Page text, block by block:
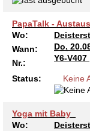
PapaTalk -
Wo:
Wann:
Do.
Nr.:
Y6-V407
Status: Keine
Yoga mit Baby
Wo: